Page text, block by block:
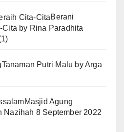
Berani
Cita by Rina Paradhita
Tanaman Putri Malu byArga
Masjid Agung
Nazihah 8 September 2022